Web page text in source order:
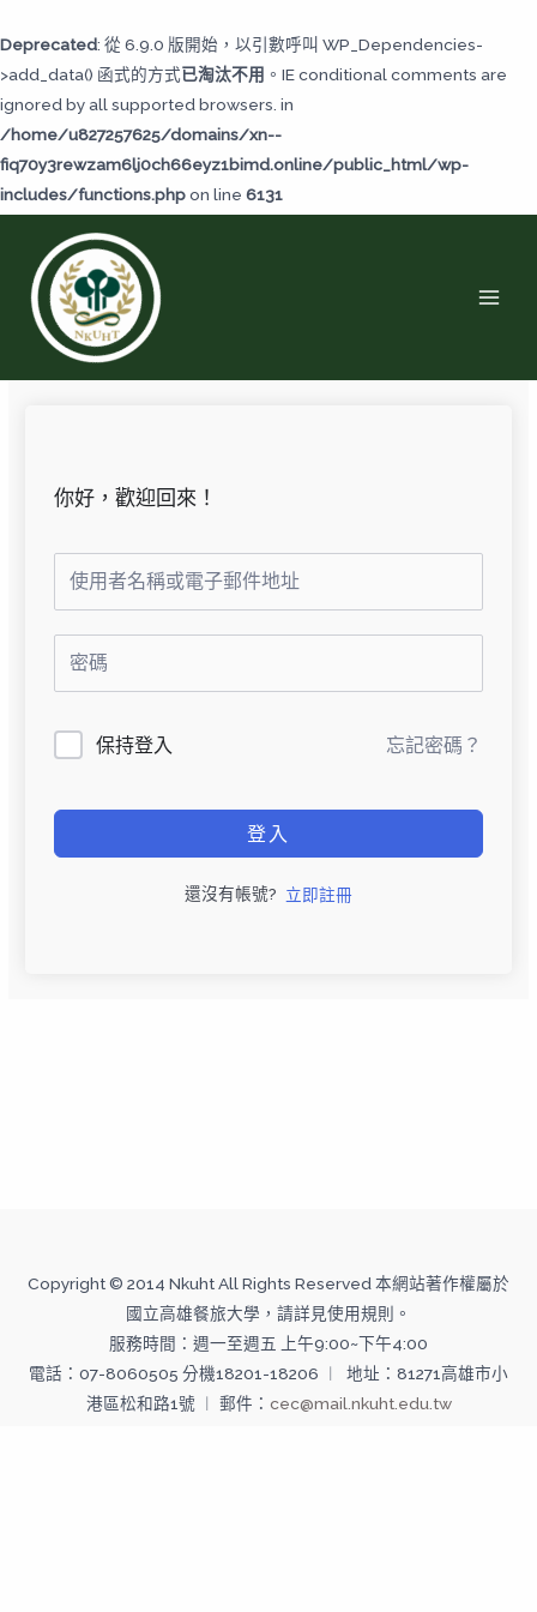
Deprecated: 從 6.9.0 版開始，以引數呼叫 WP_Dependencies-
>add_data() 函式的方式已淘汰不用 。IE conditional comments are
ignored by all supported browsers. in
/home/u827257625/domains/xn--
fiq70y3rewzam6lj0ch66eyz1bimd.online/public_html/wp-
includes/functions.phpon line 6131
至
主
要
內
容
你好，歡迎回來！
保持登入 忘記密碼？
登入
還沒有帳號? 立即註冊
Copyright © 2014 Nkuht All Rights Reserved 本網站著作權屬於
國立高雄餐旅大學，請詳見使用規則。
服務時間：週一至週五 上午9:00~下午4:00
電話：07-8060505 分機18201-18206 ︱ 地址：81271高雄市小
港區松和路1號 ︱ 郵件： cec@mail.nkuht.edu.tw